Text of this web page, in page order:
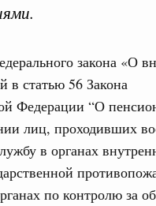
закона «О
в статью 56 Закона
Федерации “О
лиц, проходивших
в органах
по контролю за
12 июня, пятница